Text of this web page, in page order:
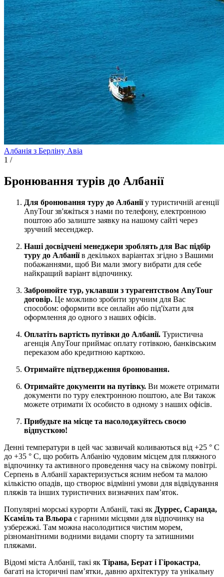
Албанія з Берліну Авіа
1 /
Бронювання турів до Албанії
Для бронювання туру до Албаніїу туристичній агенції
AnyTour зв'яжіться з нами по телефону, електронною
поштою або залиште заявку на нашому сайті через
зручний месенджер.
Наші досвідчені менеджери зроблять для Вас підбір
туру до Албаніїв декількох варіантах згідно з Вашими
побажаннями, щоб Ви мали змогу вибрати для себе
найкращий варіант відпочинку.
Забронюйте тур, уклавши з турагентством AnyTour
договір. Це можливо зробити зручним для Вас
способом: оформити все онлайн або під'їхати для
оформлення до одного з наших офісів.
Оплатіть вартість путівки до Албанії. Туристична
агенція AnyTour приймає оплату готівкою, банківським
переказом або кредитною карткою.
Отримайте підтвердження бронювання.
Отримайте документи на путівку. Ви можете отримати
документи по туру електронною поштою, але Ви також
можете отримати їх особисто в одному з наших офісів.
Прибудьте на місце та насолоджуйтесь своєю
відпусткою!
Денні температури в цей час зазвичай коливаються від +25 ° C
до +35 ° C, що робить Албанію чудовим місцем для пляжного
відпочинку та активного проведення часу на свіжому повітрі.
Серпень в Албанії характеризується ясним небом та малою
кількістю опадів, що створює відмінні умови для відвідування
пляжів та інших туристичних визначних пам’яток.
Популярні морські курорти Албанії, такі як Дуррес, Саранда,
Ксаміль та Вльора є гарними місцями для відпочинку на
узбережжі. Там можна насолодитися чистим морем,
різноманітними водними видами спорту та затишними
пляжами.
Відомі міста Албанії, такі як Тірана, Берат і Гірокастра,
багаті на історичні пам’ятки, давню архітектуру та унікальну